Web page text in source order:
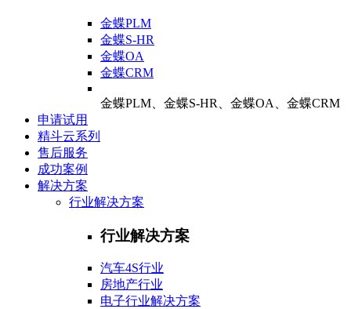
金蝶PLM
金蝶S-HR
金蝶OA
金蝶CRM
金蝶PLM、金蝶S-HR、金蝶OA、金蝶CRM
申请试用
精斗云系列
售后服务
成功案例
解决方案
行业解决方案
行业解决方案
汽车4S行业
房地产行业
电子行业解决方案